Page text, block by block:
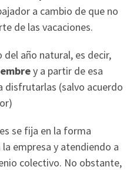
a cambio de que no
de las vacaciones.
año natural, es decir,
y a partir de esa
disfrutarlas (salvo acuerdo
se fija en la forma
empresa y atendiendo a
colectivo. No obstante,